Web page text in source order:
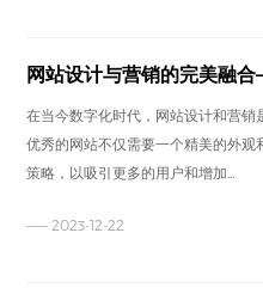
网站设计与营销的完美融
在当今数字化时代，网站设计和营
优秀的网站不仅需要一个精美的外
策略，以吸引更多的用户和增加...
—— 2023-12-22